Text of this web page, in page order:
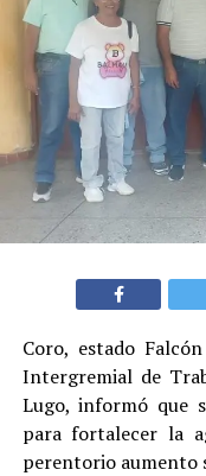
Coro, estado
Intergremial de
Lugo, informó que
para fortalecer la
perentorio aumento